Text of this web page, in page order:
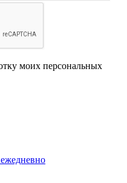
моих персональных